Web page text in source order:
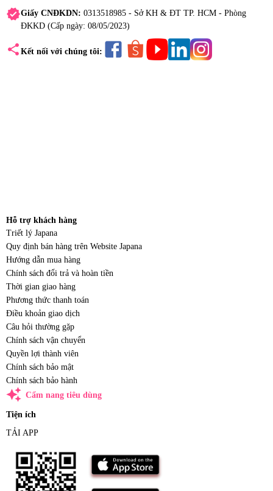
verifiedGiấy CNĐKDN: 0313518985 - Sở KH & ĐT TP. HCM - Phòng
ĐKKD (Cấp ngày: 08/05/2023)
share Kết nối với chúng tôi:
Hỗ trợ khách hàng
Triết lý Japana
Quy định bán hàng trên Website Japana
Hướng dẫn mua hàng
Chính sách đổi trả và hoàn tiền
Thời gian giao hàng
Phương thức thanh toán
Điều khoản giao dịch
Câu hỏi thường gặp
Chính sách vận chuyển
Quyền lợi thành viên
Chính sách bảo mật
Chính sách bảo hành
auto_awesome Cẩm nang tiêu dùng
Tiện ích
TẢI APP